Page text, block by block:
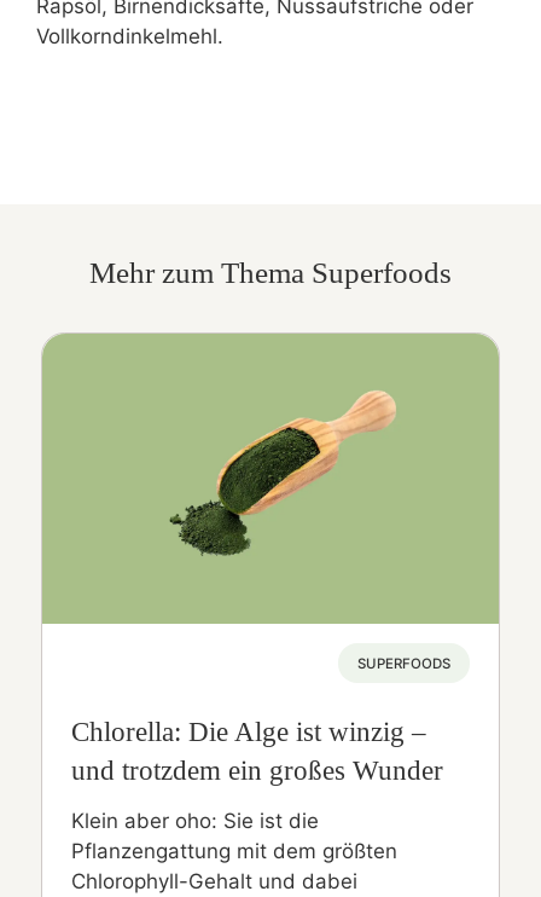
Rapsöl, Birnendicksäfte, Nussaufstriche oder
Vollkorndinkelmehl.
Mehr zum Thema Superfoods
SUPERFOODS
Chlorella: Die Alge ist winzig –
und trotzdem ein großes Wunder
Klein aber oho: Sie ist die
Pflanzengattung mit dem größten
Chlorophyll-Gehalt und dabei